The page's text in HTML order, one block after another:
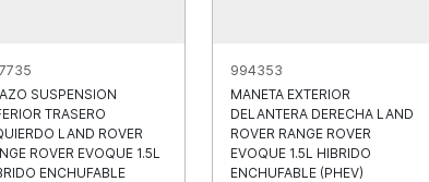
SUSPENSION
TRASERO
LAND ROVER
ROVER EVOQUE 1.5L
ENCHUFABLE
994353
MANETA EXTERIOR
DELANTERA DERECHA LAND
ROVER RANGE ROVER
EVOQUE 1.5L HIBRIDO
ENCHUFABLE (PHEV)